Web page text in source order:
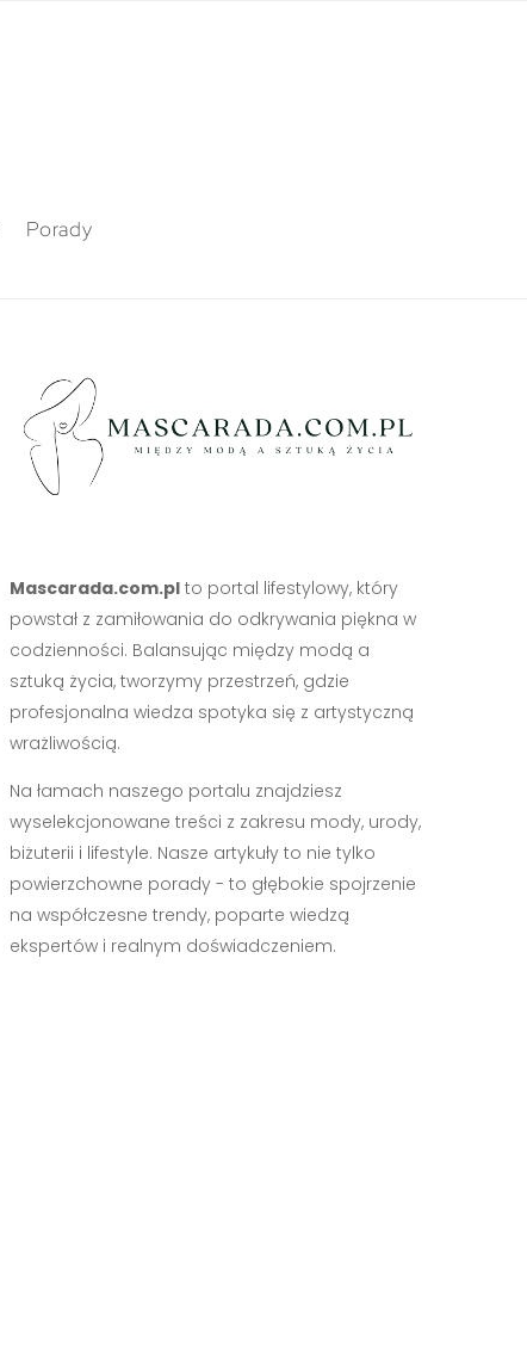
Porady
Mascarada.com.plto portal lifestylowy, który
powstał z zamiłowania do odkrywania piękna w
codzienności. Balansując między modą a
sztuką życia, tworzymy przestrzeń, gdzie
profesjonalna wiedza spotyka się z artystyczną
wrażliwością.
Na łamach naszego portalu znajdziesz
wyselekcjonowane treści z zakresu mody, urody,
biżuterii i lifestyle. Nasze artykuły to nie tylko
powierzchowne porady - to głębokie spojrzenie
na współczesne trendy, poparte wiedzą
ekspertów i realnym doświadczeniem.